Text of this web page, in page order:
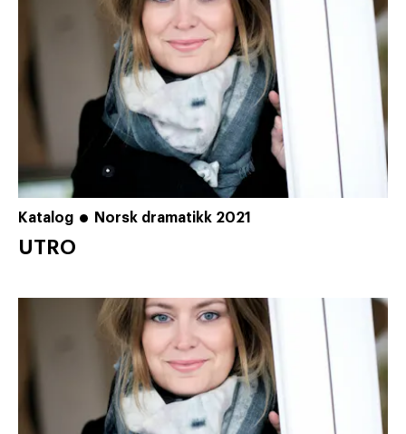
Katalog Norsk dramatikk 2021
UTRO